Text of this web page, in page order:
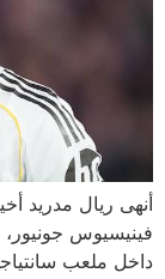
أنهى ريال مدريد
فينيسيوس جونيور،
داخل ملعب